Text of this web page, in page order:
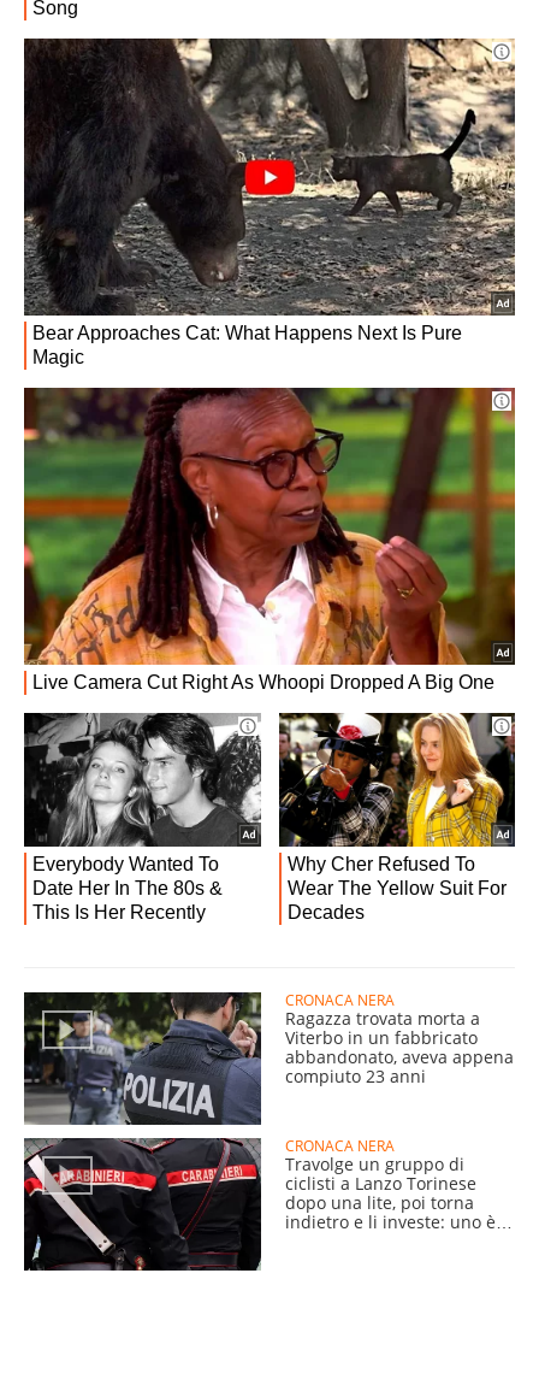
CRONACA NERA
Ragazza trovata morta a
Viterbo in un fabbricato
abbandonato, aveva appena
compiuto 23 anni
CRONACA NERA
Travolge un gruppo di
ciclisti a Lanzo Torinese
dopo una lite, poi torna
indietro e li investe: uno è